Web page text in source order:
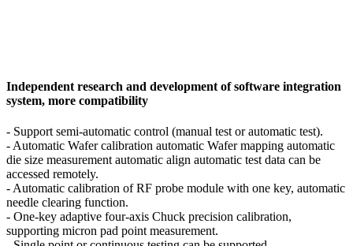
Independent research and development of software integration
system, more compatibility
- Support semi-automatic control (manual test or automatic test).
- Automatic Wafer calibration automatic Wafer mapping automatic
die size measurement automatic align automatic test data can be
accessed remotely.
- Automatic calibration of RF probe module with one key, automatic
needle clearing function.
- One-key adaptive four-axis Chuck precision calibration,
supporting micron pad point measurement.